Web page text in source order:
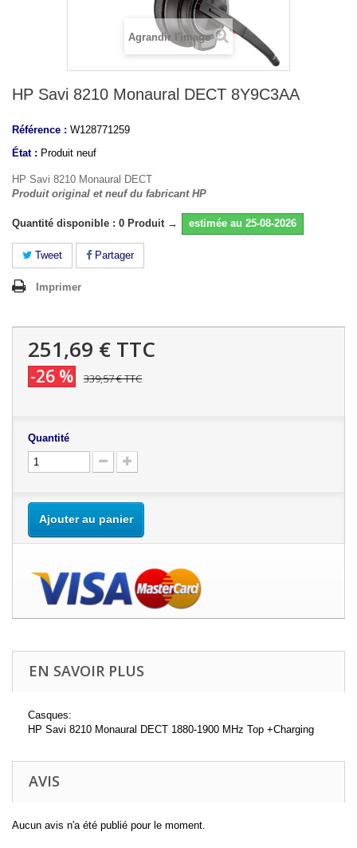
Agrandir l'image
HP Savi 8210 Monaural DECT 8Y9C3AA
Référence : W128771259
État : Produit neuf
HP Savi 8210 Monaural DECT
Produit original et neuf du fabricant HP
Quantité disponible : 0 Produit → estimée au 25-08-2026
Tweet Partager
Imprimer
251,69 € TTC
-26 % 339,57 €TTC
Quantité
Ajouter au panier
EN SAVOIR PLUS
Casques:
HP Savi 8210 Monaural DECT 1880-1900 MHz Top +Charging
AVIS
Aucun avis n'a été publié pour le moment.